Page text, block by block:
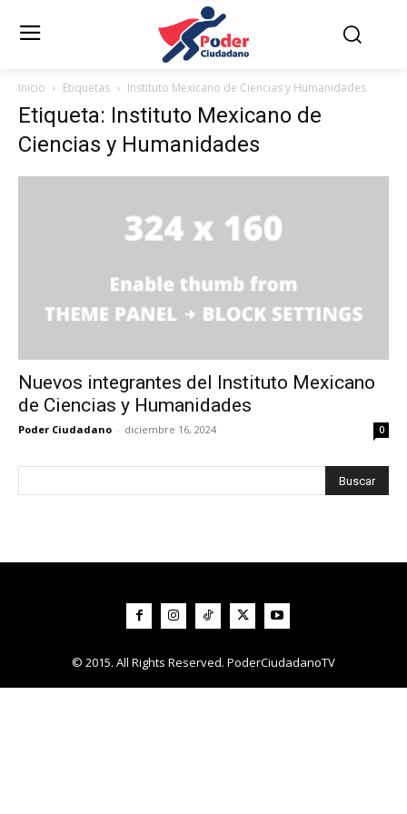
Inicio Etiquetas Instituto Mexicano de Ciencias y Humanidades
Etiqueta: Instituto Mexicano de
Ciencias y Humanidades
Nuevos integrantes del Instituto Mexicano
de Ciencias y Humanidades
Poder Ciudadano - diciembre 16, 2024 0
© 2015. All Rights Reserved. PoderCiudadanoTV